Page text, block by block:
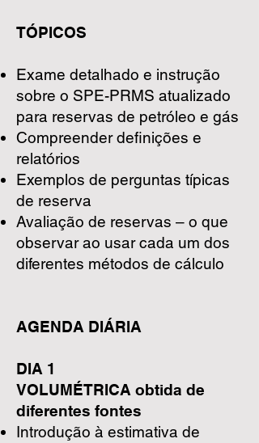
TÓPICOS
Exame detalhado e instrução
sobre o SPE-PRMS atualizado
para reservas de petróleo e gás
Compreender definições e
relatórios
Exemplos de perguntas típicas
de reserva
Avaliação de reservas – o que
observar ao usar cada um dos
diferentes métodos de cálculo
AGENDA DIÁRIA
DIA 1
VOLUMÉTRICA obtida de
diferentes fontes
Introdução à estimativa de